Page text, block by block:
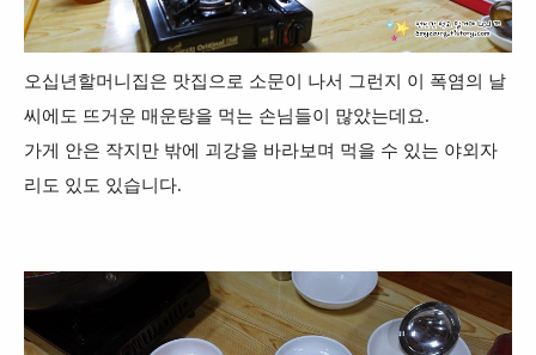
오십년할머니집은 맛집으로 소문이 나서 그런지 이 폭염의 날
씨에도 뜨거운 매운탕을 먹는 손님들이 많았는데요.
가게 안은 작지만 밖에 괴강을 바라보며 먹을 수 있는 야외자
리도 있도 있습니다.